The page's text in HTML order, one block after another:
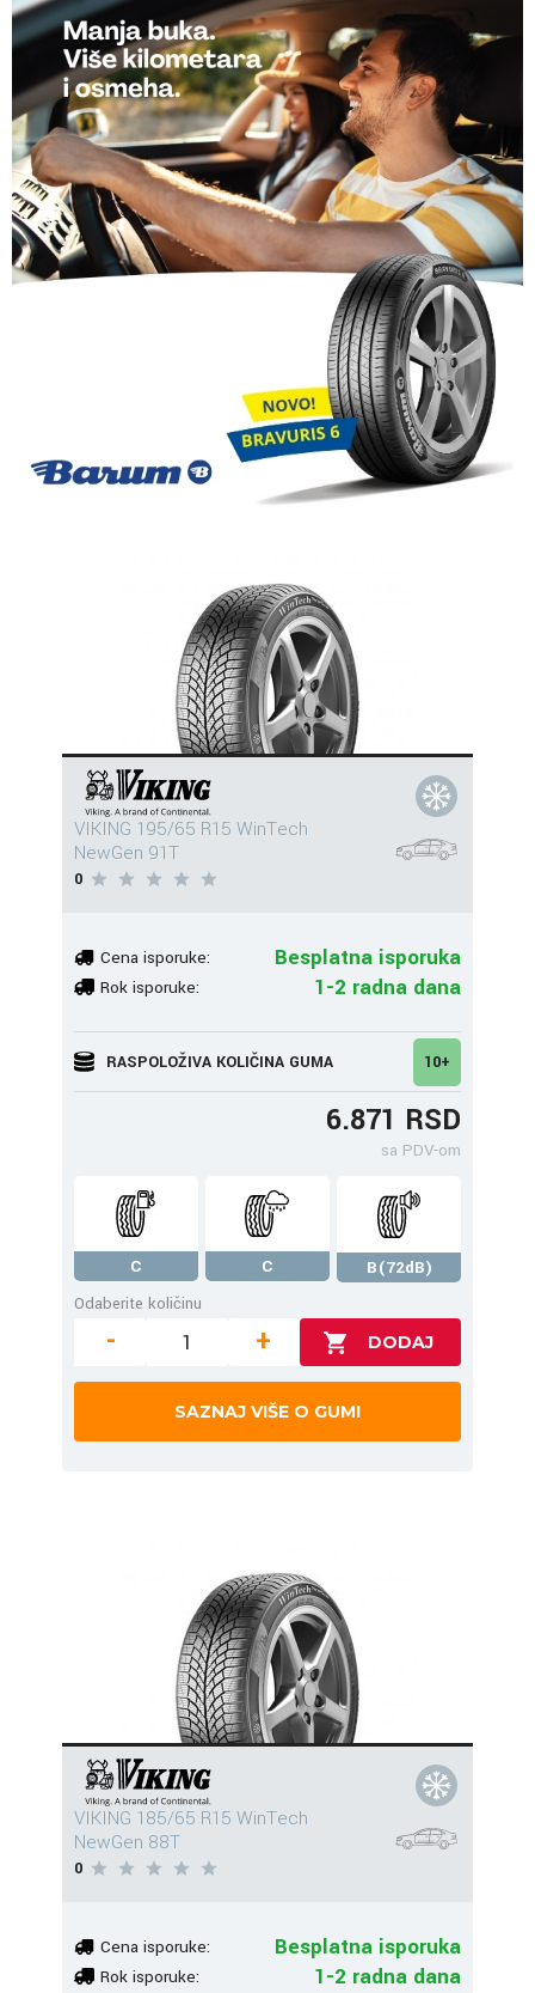
VIKING 195/65 R15 WinTech
NewGen 91T
0
Cena isporuke: Besplatna isporuka
Rok isporuke: 1-2 radna dana
RASPOLOŽIVA KOLIČINA GUMA 10+
6.871 RSD
sa PDV-om
C C
B(72dB)
Odaberite količinu
- +
SAZNAJ VIŠE O GUMI
VIKING 185/65 R15 WinTech
NewGen 88T
0
Cena isporuke: Besplatna isporuka
Rok isporuke: 1-2 radna dana